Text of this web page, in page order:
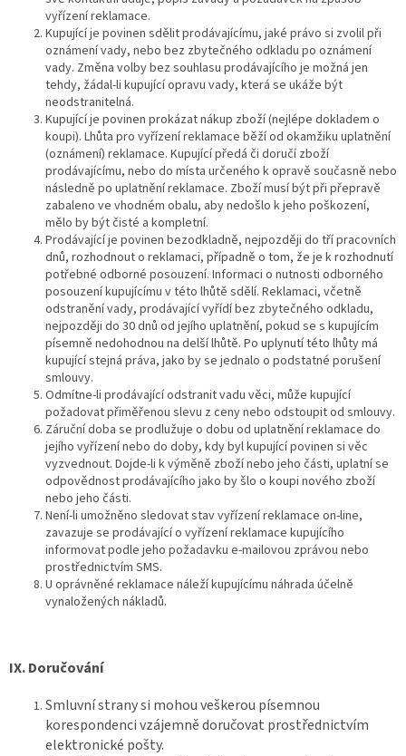
vyřízení reklamace.
Kupující je povinen sdělit prodávajícímu, jaké právo si zvolil při
oznámení vady, nebo bez zbytečného odkladu po oznámení
vady. Změna volby bez souhlasu prodávajícího je možná jen
tehdy, žádal-li kupující opravu vady, která se ukáže být
neodstranitelná.
Kupující je povinen prokázat nákup zboží (nejlépe dokladem o
koupi). Lhůta pro vyřízení reklamace běží od okamžiku uplatnění
(oznámení) reklamace. Kupující předá či doručí zboží
prodávajícímu, nebo do místa určeného k opravě současně nebo
následně po uplatnění reklamace. Zboží musí být při přepravě
zabaleno ve vhodném obalu, aby nedošlo k jeho poškození,
mělo by být čisté a kompletní.
Prodávající je povinen bezodkladně, nejpozději do tří pracovních
dnů, rozhodnout o reklamaci, případně o tom, že je k rozhodnutí
potřebné odborné posouzení. Informaci o nutnosti odborného
posouzení kupujícímu v této lhůtě sdělí. Reklamaci, včetně
odstranění vady, prodávající vyřídí bez zbytečného odkladu,
nejpozději do 30 dnů od jejího uplatnění, pokud se s kupujícím
písemně nedohodnou na delší lhůtě. Po uplynutí této lhůty má
kupující stejná práva, jako by se jednalo o podstatné porušení
smlouvy.
Odmítne-li prodávající odstranit vadu věci, může kupující
požadovat přiměřenou slevu z ceny nebo odstoupit od smlouvy.
Záruční doba se prodlužuje o dobu od uplatnění reklamace do
jejího vyřízení nebo do doby, kdy byl kupující povinen si věc
vyzvednout. Dojde-li k výměně zboží nebo jeho části, uplatní se
odpovědnost prodávajícího jako by šlo o koupi nového zboží
nebo jeho části.
Není-li umožněno sledovat stav vyřízení reklamace on-line,
zavazuje se prodávající o vyřízení reklamace kupujícího
informovat podle jeho požadavku e-mailovou zprávou nebo
prostřednictvím SMS.
U oprávněné reklamace náleží kupujícímu náhrada účelně
vynaložených nákladů.
IX.Doručování
Smluvní strany si mohou veškerou písemnou
korespondenci vzájemně doručovat prostřednictvím
elektronické pošty.